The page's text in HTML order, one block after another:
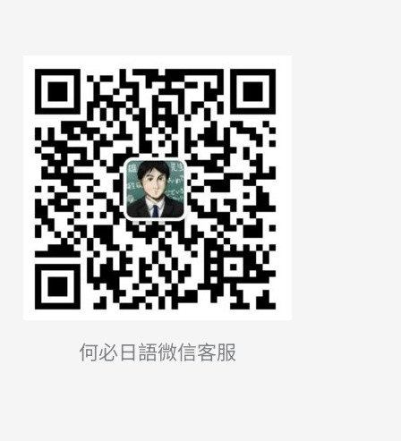
何必日語微信客服